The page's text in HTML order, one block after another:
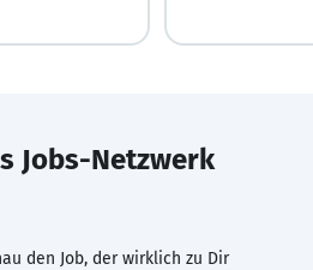
Jobs-Netzwerk
den Job, der wirklich zu Dir